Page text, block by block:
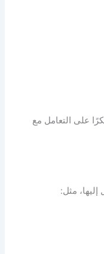
على التعامل مع
مثل: